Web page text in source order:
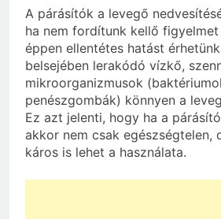
A párásítók a levegő
ha nem fordítunk kellő
éppen ellentétes hatást
belsejében lerakódó vízkő,
mikroorganizmusok
penészgombák) könnyen a
Ez azt jelenti, hogy ha a
akkor nem csak egészségtelen,
káros is lehet a használata.